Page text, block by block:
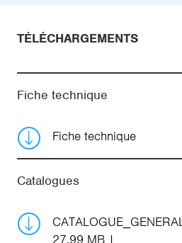
TÉLÉCHARGEMENTS
Fiche technique
Fiche technique
Catalogues
27.99 MB